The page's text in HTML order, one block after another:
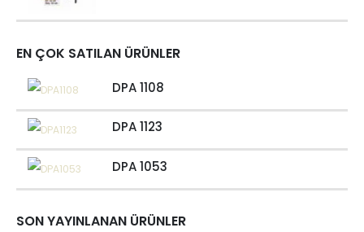
EN ÇOK SATILAN ÜRÜNLER
DPA 1108
DPA 1123
DPA 1053
SON YAYINLANAN ÜRÜNLER